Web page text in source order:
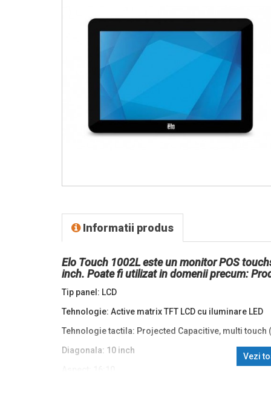
Informatii produs
Elo Touch 1002L este un monitor POS
inch. Poate fi utilizat in domenii precum:
Tip panel: LCD
Tehnologie: Active matrix TFT LCD cu iluminare LED
Tehnologie tactila: Projected Capacitive, multi touch
Diagonala: 10 inch
Vezi